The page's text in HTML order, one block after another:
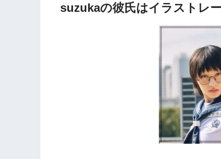
suzukaの彼氏はイラストレ